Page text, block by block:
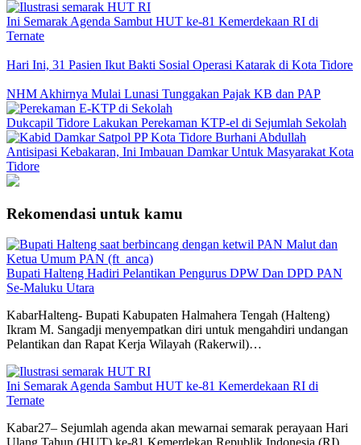
Ini Semarak Agenda Sambut HUT ke-81 Kemerdekaan RI di
Ternate
Hari Ini, 31 Pasien Ikut Bakti Sosial Operasi Katarak di Kota Tidore
NHM Akhirnya Mulai Lunasi Tunggakan Pajak KB dan PAP
Dukcapil Tidore Lakukan Perekaman KTP-el di Sejumlah Sekolah
Antisipasi Kebakaran, Ini Imbauan Damkar Untuk Masyarakat Kota
Tidore
Rekomendasi untuk kamu
Bupati Halteng Hadiri Pelantikan Pengurus DPW Dan DPD PAN
Se-Maluku Utara
KabarHalteng- Bupati Kabupaten Halmahera Tengah (Halteng)
Ikram M. Sangadji menyempatkan diri untuk mengahdiri undangan
Pelantikan dan Rapat Kerja Wilayah (Rakerwil)…
Ini Semarak Agenda Sambut HUT ke-81 Kemerdekaan RI di
Ternate
Kabar27– Sejumlah agenda akan mewarnai semarak perayaan Hari